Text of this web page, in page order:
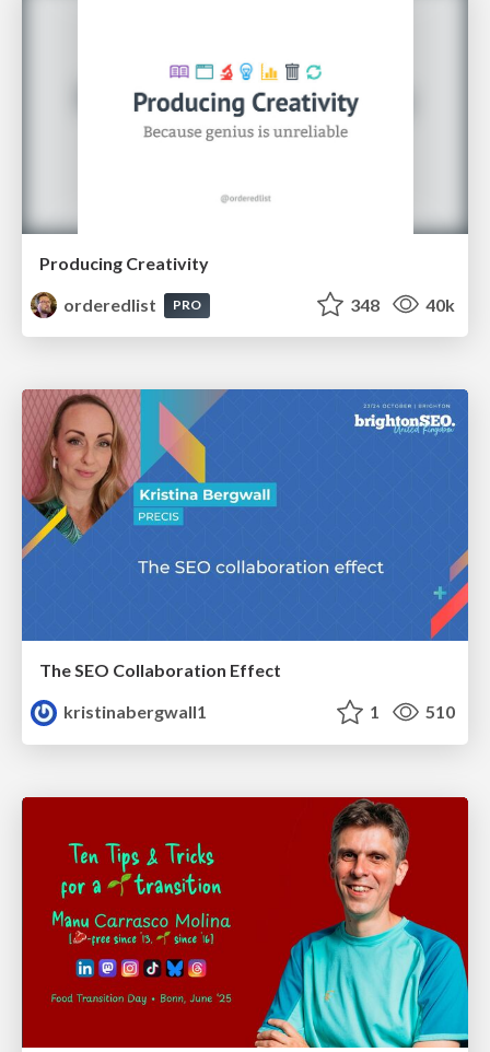
Producing Creativity
orderedlist
PRO 348 40k
The SEO Collaboration Effect
kristinabergwall1
1 510